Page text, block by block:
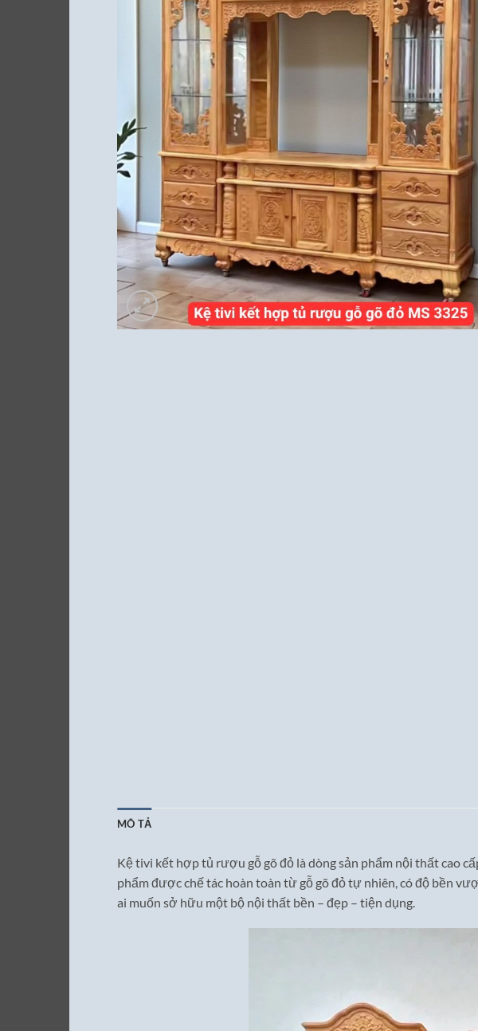
MÔ TẢ
Kệ tivi kết hợp tủ rượu gỗ gõ đỏ là dòng sản phẩm nội thất cao
phẩm được chế tác hoàn toàn từ gỗ gõ đỏ tự nhiên, có độ bền
ai muốn sở hữu một bộ nội thất bền – đẹp – tiện dụng.